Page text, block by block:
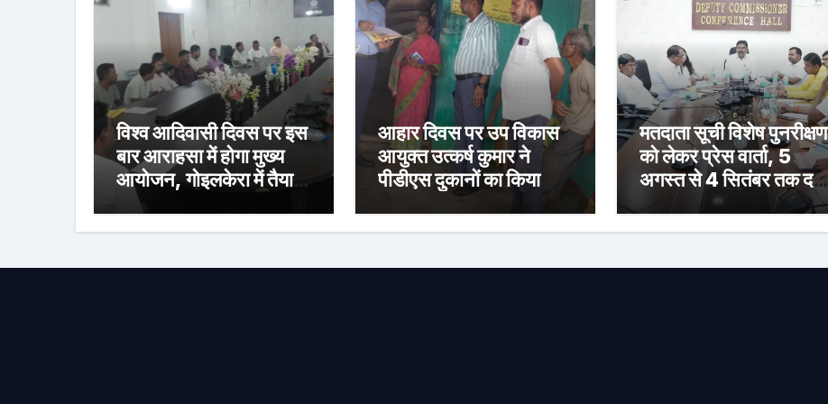
विश्व आदिवासी दिवस पर इस
बार आराहसा में होगा मुख्य
आयोजन, गोइलकेरा में तैयारी
बैठक संपन्न
आहार दिवस पर उप विकास
आयुक्त उत्कर्ष कुमार ने
पीडीएस दुकानों का किया
वितरण के दिए निर्देश
मतदाता सूची विशेष पुनरीक्षण
को लेकर प्रेस वार्ता, 5
अगस्त से 4 सितंबर तक दर्ज
होंगे दावा-आपत्ति